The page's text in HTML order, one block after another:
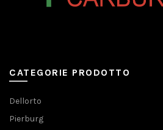
CATEGORIE PRODOTTO
Dellorto
Pierburg